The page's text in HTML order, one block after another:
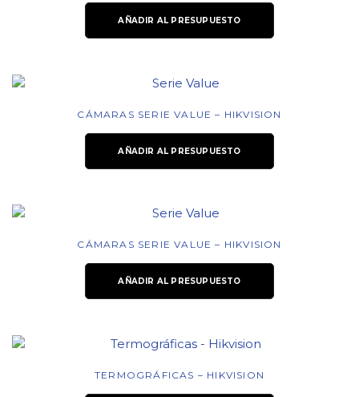
AÑADIR AL PRESUPUESTO
CÁMARAS SERIE VALUE – HIKVISION
AÑADIR AL PRESUPUESTO
CÁMARAS SERIE VALUE – HIKVISION
AÑADIR AL PRESUPUESTO
TERMOGRÁFICAS – HIKVISION